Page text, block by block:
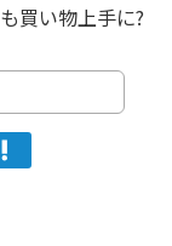
買い物上手に?